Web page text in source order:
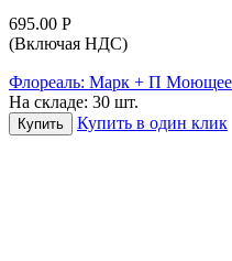
695.00 Р
(Включая НДС)
Флореаль: Марк + П Моющее
На складе: 30 шт.
Купить Купить в один клик